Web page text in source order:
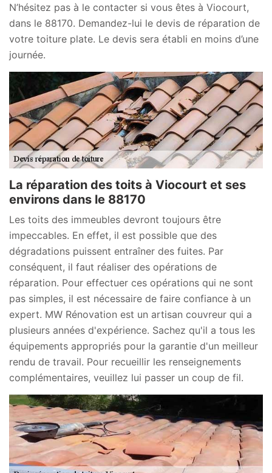
N’hésitez pas à le contacter si vous êtes à Viocourt,
dans le 88170. Demandez-lui le devis de réparation de
votre toiture plate. Le devis sera établi en moins d’une
journée.
La réparation des toits à Viocourt et ses
environs dans le 88170
Les toits des immeubles devront toujours être
impeccables. En effet, il est possible que des
dégradations puissent entraîner des fuites. Par
conséquent, il faut réaliser des opérations de
réparation. Pour effectuer ces opérations qui ne sont
pas simples, il est nécessaire de faire confiance à un
expert. MW Rénovation est un artisan couvreur qui a
plusieurs années d'expérience. Sachez qu'il a tous les
équipements appropriés pour la garantie d'un meilleur
rendu de travail. Pour recueillir les renseignements
complémentaires, veuillez lui passer un coup de fil.